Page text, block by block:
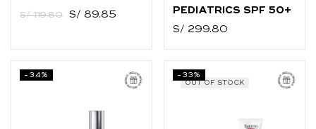
S/119.80 S/ 89.85
PEDIATRICS SPF 50+
S/ 299.80
-34%
OUT OF STOCK
-33%